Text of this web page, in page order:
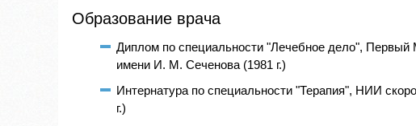
Образование врача
Диплом по специальности "Лечебное дело", Первый
имени И. М. Сеченова (1981 г.)
Интернатура по специальности "Терапия", НИИ
г.)